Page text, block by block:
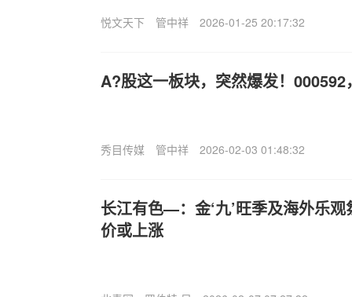
悦文天下 管中祥 2026-01-25 20:17:32
A?股这一板块，突然爆发！000592
秀目传媒 管中祥 2026-02-03 01:48:32
长江有色—：金‘九’旺季及海外乐
价或上涨